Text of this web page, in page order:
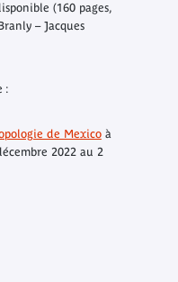
(160 pages,
– Jacques
:
de Mexicoà
2022 au 2